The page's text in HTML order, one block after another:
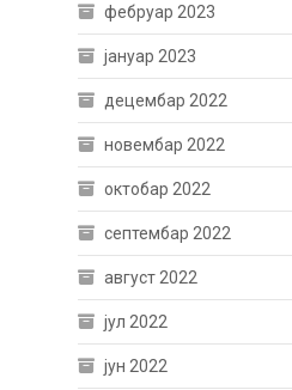
фебруар 2023
јануар 2023
децембар 2022
новембар 2022
октобар 2022
септембар 2022
август 2022
јул 2022
јун 2022